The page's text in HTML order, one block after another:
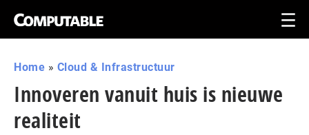
Home » Cloud & Infrastructuur
Innoveren vanuit huis is nieuwe
realiteit